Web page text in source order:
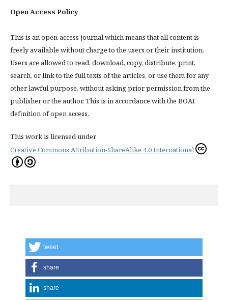
Open Access Policy
This is an open-access journal which means that all content is
freely available without charge to the users or their institution.
Users are allowed to read, download, copy, distribute, print,
search, or link to the full texts of the articles, or use them for any
other lawful purpose, without asking prior permission from the
publisher or the author. This is in accordance with the BOAI
definition of open access.
This work is licensed under
Creative Commons Attribution-ShareAlike 4.0 International
tweet
share
share